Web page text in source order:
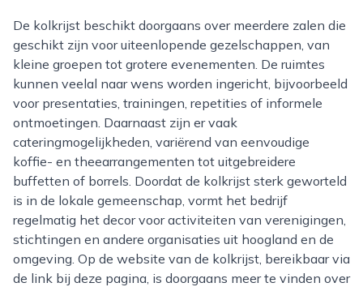
De kolkrijst beschikt doorgaans over meerdere zalen die
geschikt zijn voor uiteenlopende gezelschappen, van
kleine groepen tot grotere evenementen. De ruimtes
kunnen veelal naar wens worden ingericht, bijvoorbeeld
voor presentaties, trainingen, repetities of informele
ontmoetingen. Daarnaast zijn er vaak
cateringmogelijkheden, variërend van eenvoudige
koffie- en theearrangementen tot uitgebreidere
buffetten of borrels. Doordat de kolkrijst sterk geworteld
is in de lokale gemeenschap, vormt het bedrijf
regelmatig het decor voor activiteiten van verenigingen,
stichtingen en andere organisaties uit hoogland en de
omgeving. Op de website van de kolkrijst, bereikbaar via
de link bij deze pagina, is doorgaans meer te vinden over